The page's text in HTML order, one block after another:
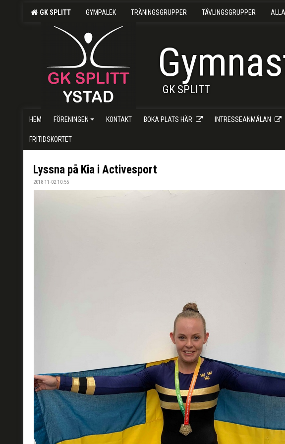
GK SPLITT GYMPALEK TRÄNINGSGRUPPER TÄVLINGSGRUPPER
GK SPLITT
HEM FÖRENINGEN KONTAKT BOKA PLATS HÄR INTRESSEANMÄLAN
FRITIDSKORTET
Lyssna på Kia i Activesport
2018-11-02 10:55